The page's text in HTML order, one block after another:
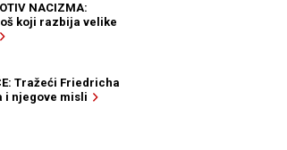
NACIZMA:
koji razbija velike
Tražeći Friedricha
i njegove misli